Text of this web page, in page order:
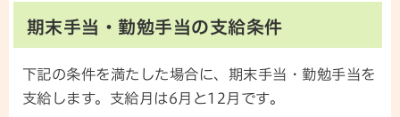
期末手当・勤勉手当の支給条件
下記の条件を満たした場合に、期末手当・勤勉手当を
支給します。支給月は6月と12月です。